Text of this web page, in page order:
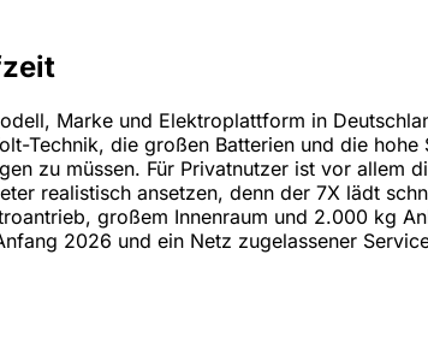
Marke und Elektroplattform in
Technik, die großen Batterien und die
zu müssen. Für Privatnutzer ist vor
realistisch ansetzen, denn der 7X lädt
großem Innenraum und 2.000 kg
2026 und ein Netz zugelassener